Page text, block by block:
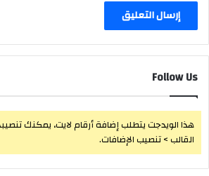
Follow Us
هذا الويدجت يتطلب إضافة أرقام لايت، يمكنك
القالب > تنصيب الإضافات.